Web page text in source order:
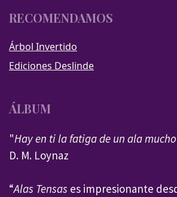
RECOMENDAMOS
Árbol Invertido
Ediciones Deslinde
ÁLBUM
"Hay en ti la fatiga de un ala
D. M. Loynaz
“Alas Tensas es impresionante